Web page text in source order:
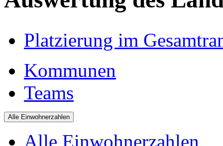
Platzierung im
Kommunen
Teams
Alle Einwohnerzahlen
Alle Einwohnerzahlen